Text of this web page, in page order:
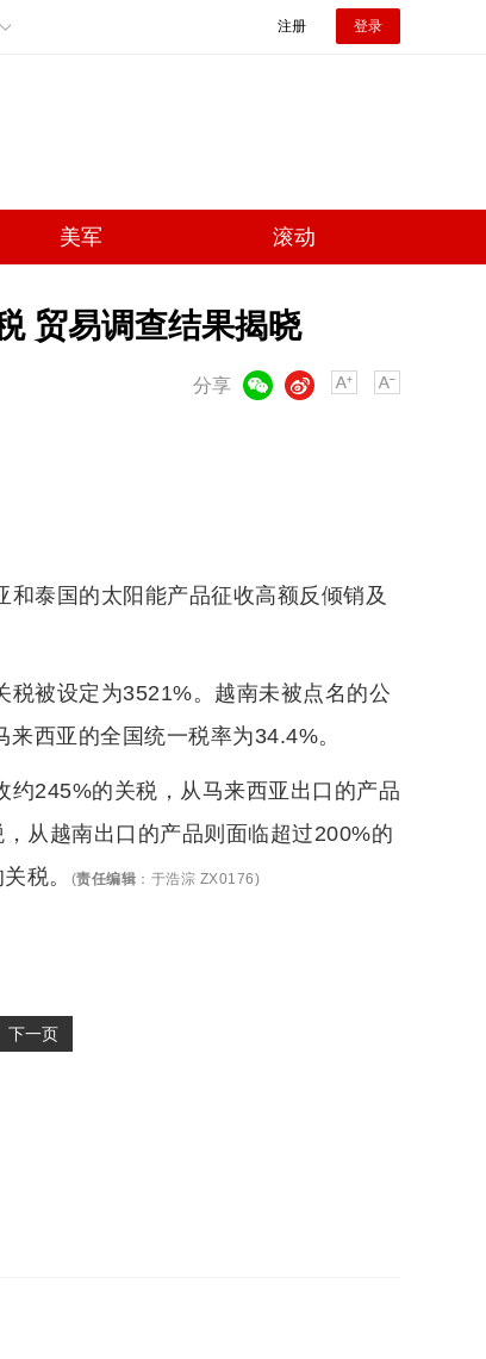
注册 登录
美军 滚动
贸易调查结果揭晓
分享
微博
泰国的太阳能产品征收高额反倾销及
被设定为3521%。越南未被点名的公
西亚的全国统一税率为34.4%。
245%的关税，从马来西亚出口的产品
从越南出口的产品则面临超过200%的
税。
(责任编辑 ： 于浩淙 ZX0176)
下一页